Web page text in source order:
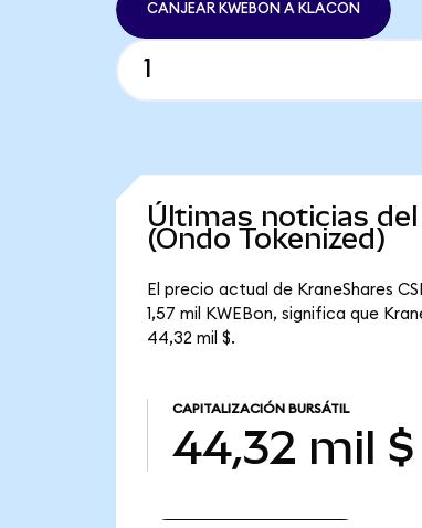
CANJEAR KWEBON A KLACON
Últimas noticias
(Ondo Tokenized)
El precio actual de KraneShares
1,57 mil KWEBon, significa que
44,32 mil $.
CAPITALIZACIÓN BURSÁTIL
44,32 mil $